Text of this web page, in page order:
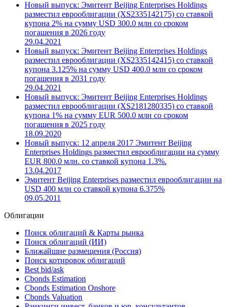
Новый выпуск: Эмитент Beijing Enterprises Holdings
разместил еврооблигации (XS2335142175) со ставкой
купона 2% на сумму USD 300.0 млн со сроком
погашения в 2026 году
29.04.2021
Новый выпуск: Эмитент Beijing Enterprises Holdings
разместил еврооблигации (XS2335142415) со ставкой
купона 3.125% на сумму USD 400.0 млн со сроком
погашения в 2031 году
29.04.2021
Новый выпуск: Эмитент Beijing Enterprises Holdings
разместил еврооблигации (XS2181280335) со ставкой
купона 1% на сумму EUR 500.0 млн со сроком
погашения в 2025 году
18.09.2020
Новый выпуск: 12 апреля 2017 Эмитент Beijing
Enterprises Holdings разместил еврооблигации на сумму
EUR 800.0 млн. со ставкой купона 1.3%.
13.04.2017
Эмитент Beijing Enterprises разместил еврооблигации на
USD 400 млн со ставкой купона 6.375%
09.05.2011
Облигации
Поиск облигаций & Карты рынка
Поиск облигаций (ИИ)
Ближайшие размещения (Россия)
Поиск котировок облигаций
Best bid/ask
Cbonds Estimation
Cbonds Estimation Onshore
Cbonds Valuation